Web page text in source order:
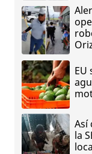
EU
Así
la